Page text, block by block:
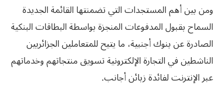
ومن بين أهم المستجدات التي تضمنتها القائمة الجديدة
السماح بقبول المدفوعات المنجزة بواسطة البطاقات البنكية
الصادرة عن بنوك أجنبية، ما يتيح للمتعاملين الجزائريين
الناشطين في التجارة الإلكترونية تسويق منتجاتهم وخدماتهم
عبر الإنترنت لفائدة زبائن أجانب.